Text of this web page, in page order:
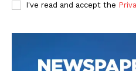
I've read and accept the